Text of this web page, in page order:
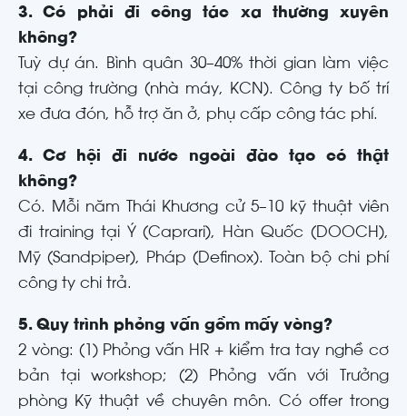
3. Có phải đi công tác xa thường xuyên
không?
Tuỳ dự án. Bình quân 30–40% thời gian làm việc
tại công trường (nhà máy, KCN). Công ty bố trí
xe đưa đón, hỗ trợ ăn ở, phụ cấp công tác phí.
4. Cơ hội đi nước ngoài đào tạo có thật
không?
Có. Mỗi năm Thái Khương cử 5–10 kỹ thuật viên
đi training tại Ý (Caprari), Hàn Quốc (DOOCH),
Mỹ (Sandpiper), Pháp (Definox). Toàn bộ chi phí
công ty chi trả.
5. Quy trình phỏng vấn gồm mấy vòng?
2 vòng: (1) Phỏng vấn HR + kiểm tra tay nghề cơ
bản tại workshop; (2) Phỏng vấn với Trưởng
phòng Kỹ thuật về chuyên môn. Có offer trong